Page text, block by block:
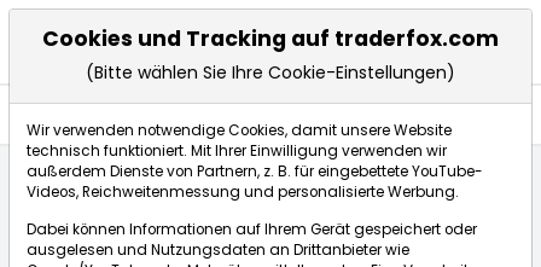
Cookies und Tracking auf traderfox.com
(Bitte wählen Sie Ihre Cookie-Einstellungen)
Wir verwenden notwendige Cookies, damit unsere Website
technisch funktioniert. Mit Ihrer Einwilligung verwenden wir
außerdem Dienste von Partnern, z. B. für eingebettete YouTube-
Videos, Reichweitenmessung und personalisierte Werbung.
Dabei können Informationen auf Ihrem Gerät gespeichert oder
ausgelesen und Nutzungsdaten an Drittanbieter wie